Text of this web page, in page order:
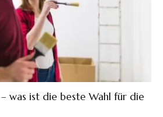
was ist die beste Wahl für die